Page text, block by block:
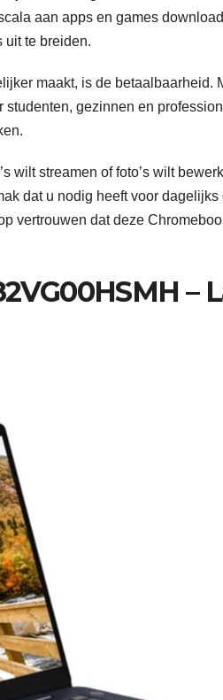
aan apps en games
uit te breiden.
maakt, is de betaalbaarheid.
gezinnen en
wilt streamen of foto’s wilt
dat u nodig heeft voor dagelijks
vertrouwen dat deze
–